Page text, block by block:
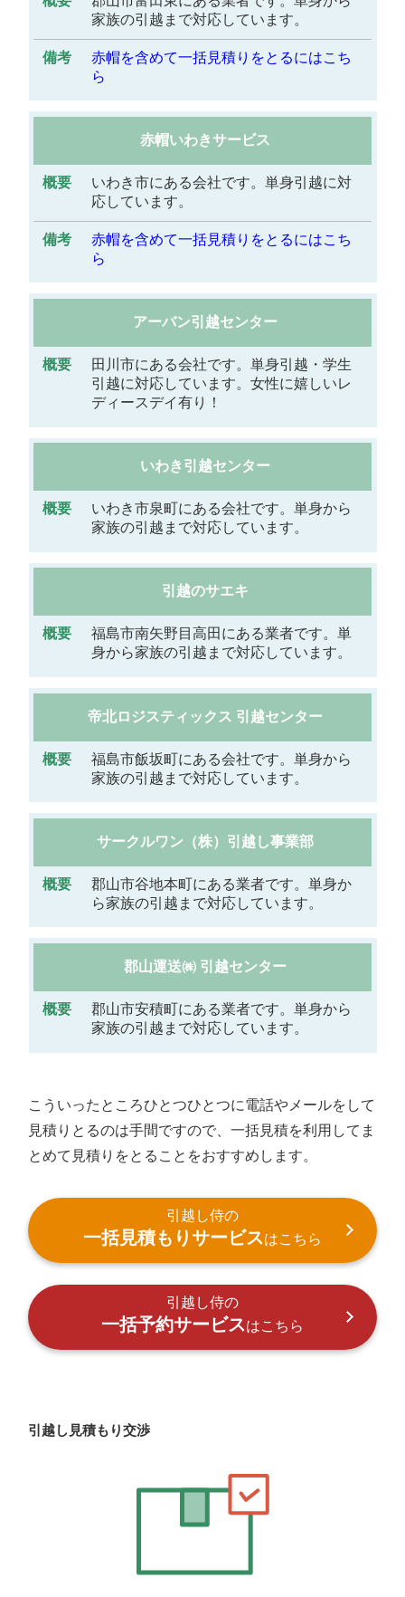
家族の引越まで対応しています。
赤帽を含めて一括見積りをとるにはこち
ら
赤帽いわきサービス
いわき市にある会社です。単身引越に対
応しています。
赤帽を含めて一括見積りをとるにはこち
ら
アーバン引越センター
田川市にある会社です。単身引越・学生
引越に対応しています。女性に嬉しいレ
ディースデイ有り！
いわき引越センター
いわき市泉町にある会社です。単身から
家族の引越まで対応しています。
引越のサエキ
福島市南矢野目高田にある業者です。単
身から家族の引越まで対応しています。
帝北ロジスティックス 引越センター
福島市飯坂町にある会社です。単身から
家族の引越まで対応しています。
サークルワン（株）引越し事業部
郡山市谷地本町にある業者です。単身か
ら家族の引越まで対応しています。
郡山運送㈱ 引越センター
郡山市安積町にある業者です。単身から
家族の引越まで対応しています。
こういったところひとつひとつに電話やメールをして
見積りとるのは手間ですので、一括見積を利用してま
とめて見積りをとることをおすすめします。
引越し侍の
一括見積もりサービスはこちら
引越し侍の
一括予約サービスはこちら
引越し見積もり交渉